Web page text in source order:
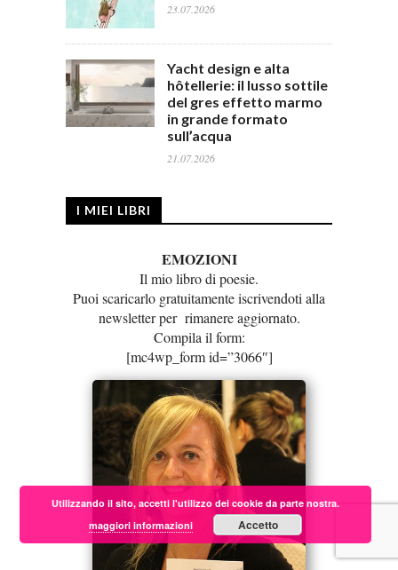
23.07.2026
Yacht design e alta
hôtellerie: il lusso sottile
del gres effetto marmo
in grande formato
sull’acqua
21.07.2026
I MIEI LIBRI
EMOZIONI
Il mio libro di poesie.
Puoi scaricarlo gratuitamente iscrivendoti alla
newsletter per rimanere aggiornato.
Compila il form:
[mc4wp_form id=”3066″]
Utilizzando il sito, accetti l'utilizzo dei cookie da parte nostra.
maggiori informazioni
Accetto